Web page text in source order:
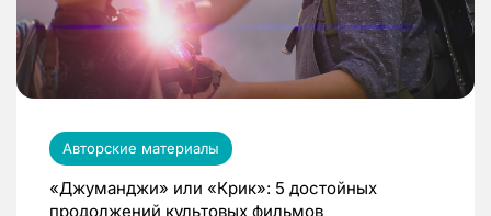
Авторские материалы
«Джуманджи» или «Крик»: 5 достойных
продолжений культовых фильмов